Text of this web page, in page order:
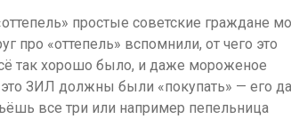
простые советские граждане
про «оттепель» вспомнили, от чего это
так хорошо было, и даже мороженое
ЗИЛ должны были «покупать» — его
все три или например пепельница